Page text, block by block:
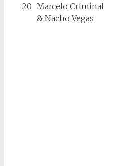
20 Marcelo Criminal
& Nacho Vegas